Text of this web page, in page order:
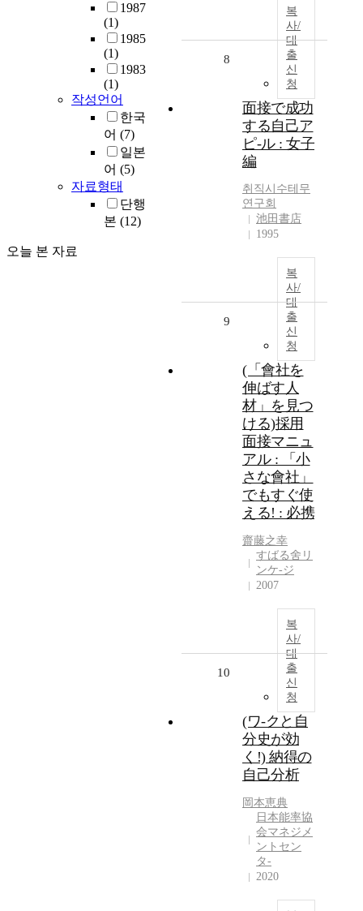
1987
(1)
1985
(1)
1983
(1)
작성언어
한국
어 (7)
일본
어 (5)
자료형태
단행
본 (12)
오늘 본 자료
복
사/
대
출
신
청
8
面接で成功
する自己ア
ピ-ル : 女子
編
취직시수테무
연구회
池田書店
1995
복
사/
대
출
신
청
9
(「會社を
伸ばす人
材」を見つ
ける)採用
面接マニュ
アル : 「小
さな會社」
でもすぐ使
える! : 必携
齋藤之幸
すばる舍リ
ンケ-ジ
2007
복
사/
대
출
신
청
10
(ワ-クと自
分史が効
く!) 納得の
自己分析
岡本恵典
日本能率協
会マネジメ
ントセン
タ-
2020